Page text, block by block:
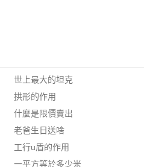
世上最大的坦克
拱形的作用
什麼是限價賣出
老爸生日送啥
工行u盾的作用
一平方等於多少米